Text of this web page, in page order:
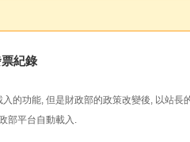
紀錄
的功能, 但是財政部的政策改變後, 以站長
部平台自動載入.